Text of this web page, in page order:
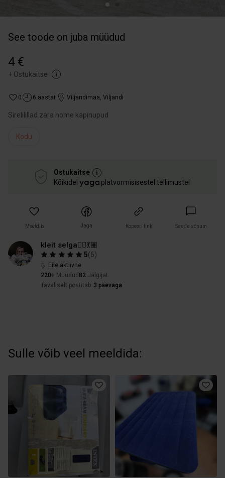
See toode on juba müüdud
4 €
+ Ostukaitse
0 6 aastat Viljandimaa, Viljandi
Sirelilillad zara home kapinupud
Kodu
Ostukaitse
Kõikidel
platvormisisestel tellimustel
Meeldib Jaga Kopeeri link Saada sõnum
kleit selga🧞‍♀️💃🏽
5(6)
Eile aktiivne
220+ Müüdud 82 Jälgijat
Tavaliselt postitab 3 päevaga
Sulle võib veel meeldida: